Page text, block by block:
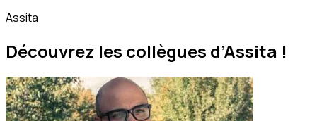
Assita
Découvrez les collègues d’Assita !